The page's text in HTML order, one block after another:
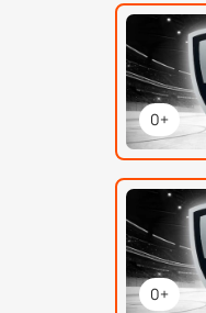
0+
0+